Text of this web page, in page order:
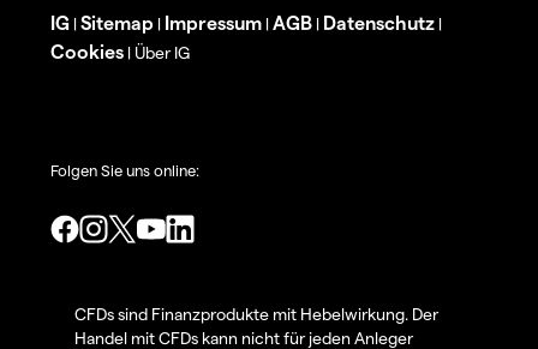
IG | Sitemap | Impressum | AGB | Datenschutz |
Cookies | Über IG
Folgen Sie uns online:
CFDs sind Finanzprodukte mit Hebelwirkung. Der
Handel mit CFDs kann nicht für jeden Anleger